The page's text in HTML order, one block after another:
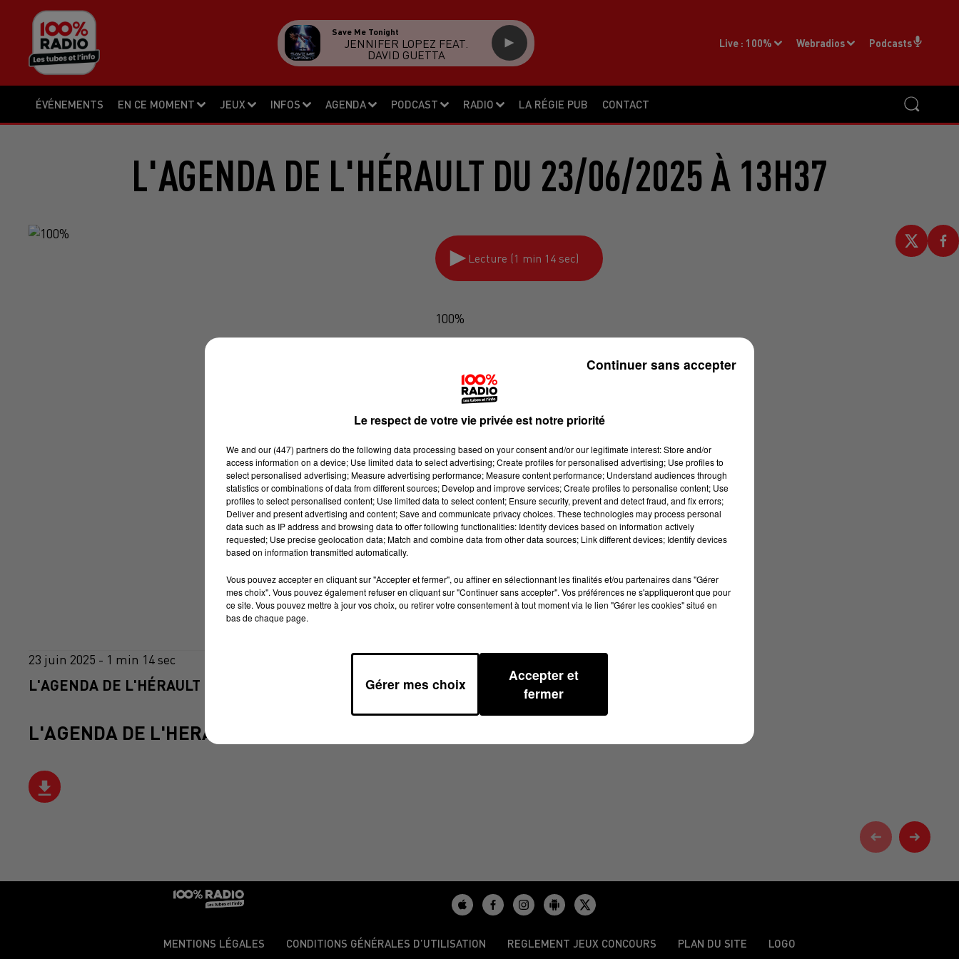
ÉVÉNEMENTS EN CE MOMENT JEUX INFOS AGENDA PODCAST RADIO LA RÉGIE PUB CONTACT
Live : 100% Webradios Podcasts
Save Me Tonight
JENNIFER LOPEZ FEAT.
DAVID GUETTA
L'AGENDA DE L'HÉRAULT DU 23/06/2025 À 13H37
Lecture (1 min 14 sec)
100%
23 juin 2025 - 1 min 14 sec
L'AGENDA DE L'HÉRAULT DU 23/06/2025 À 13H37
L'AGENDA DE L'HERAULT
MENTIONS LÉGALES CONDITIONS GÉNÉRALES D’UTILISATION REGLEMENT JEUX CONCOURS PLAN DU SITE LOGO
Le respect de votre vie privée est notre priorité
We and our (447) partnersdo the following data processing based on your consent and/or our legitimate interest: Store and/or
access information on a device; Use limited data to select advertising; Create profiles for personalised advertising; Use profiles to
select personalised advertising; Measure advertising performance; Measure content performance; Understand audiences through
statistics or combinations of data from different sources; Develop and improve services; Create profiles to personalise content; Use
profiles to select personalised content; Use limited data to select content; Ensure security, prevent and detect fraud, and fix errors;
Deliver and present advertising and content; Save and communicate privacy choices. These technologies may process personal
data such as IP address and browsing data to offer following functionalities: Identify devices based on information actively
requested; Use precise geolocation data; Match and combine data from other data sources; Link different devices; Identify devices
based on information transmitted automatically.
Vous pouvez accepter en cliquant sur "Accepter et fermer", ou affiner en sélectionnant les finalités et/ou partenaires dans "Gérer
mes choix". Vous pouvez également refuser en cliquant sur "Continuer sans accepter". Vos préférences ne s'appliqueront que pour
ce site. Vous pouvez mettre à jour vos choix, ou retirer votre consentement à tout moment via le lien "Gérer les cookies" situé en
bas de chaque page.
Gérer mes choix
Accepter et
fermer
Continuer sans accepter